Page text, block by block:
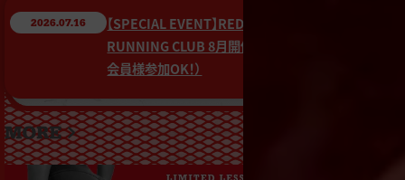
2026.07.16
【SPECIAL EVENT】REDY’S
RUNNING CLUB 8月開催！（非
会員様参加OK！）